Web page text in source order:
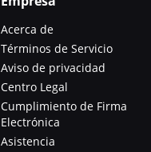
Acerca de
Términos de Servicio
Aviso de privacidad
Centro Legal
Cumplimiento de Firma
Electrónica
Asistencia